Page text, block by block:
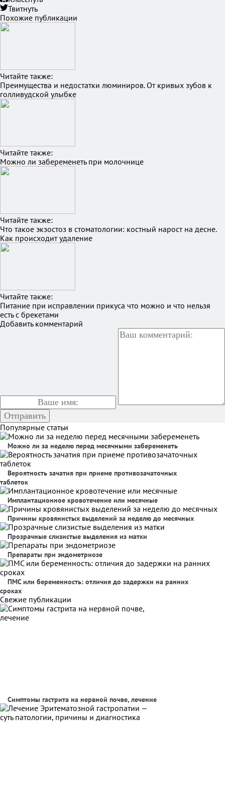
Твитнуть
Похожие публикации
Читайте также:
Преимущества и недостатки люминиров. От кривых зубов к
голливудской улыбке
Читайте также:
Можно ли забеременеть при молочнице
Читайте также:
Что такое экзостоз в стоматологии: костный нарост на десне.
Как происходит удаление
Читайте также:
Питание при исправлении прикуса что можно и что нельзя
есть с брекетами
Добавить комментарий
Популярные статьи
Можно ли за неделю перед месячными забеременеть
Вероятность зачатия при приеме противозачаточных
таблеток
Имплантационное кровотечение или месячные
Причины кровянистых выделений за неделю до месячных
Прозрачные слизистые выделения из матки
Препараты при эндометриозе
ПМС или беременность: отличия до задержки на ранних
сроках
Свежие публикации
Симптомы гастрита на нервной почве, лечение